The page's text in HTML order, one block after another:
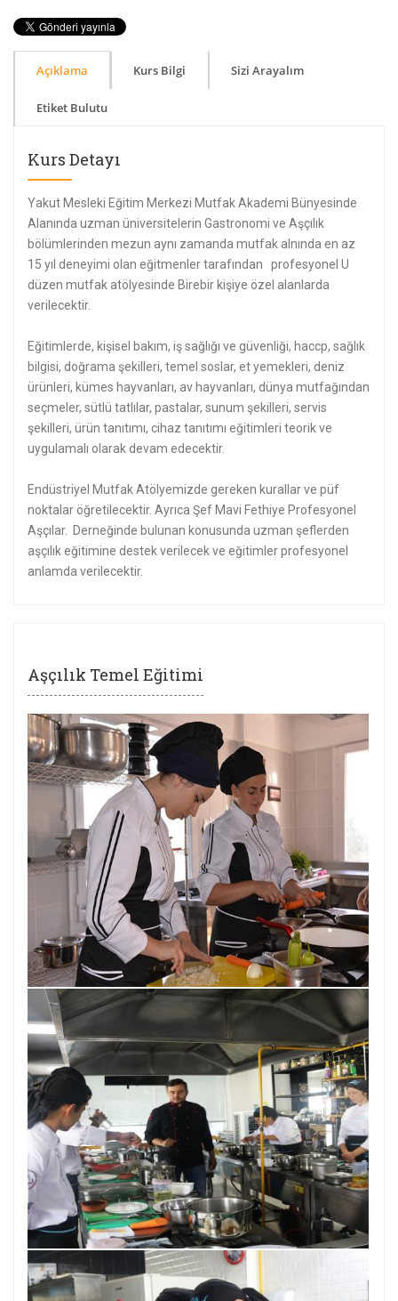
Açıklama Kurs Bilgi Sizi Arayalım
Etiket Bulutu
Kurs Detayı
Yakut Mesleki Eğitim Merkezi Mutfak Akademi Bünyesinde
Alanında uzman üniversitelerin Gastronomi ve Aşçılık
bölümlerinden mezun aynı zamanda mutfak alnında en az
15 yıl deneyimi olan eğitmenler tarafından profesyonel U
düzen mutfak atölyesinde Birebir kişiye özel alanlarda
verilecektir.
Eğitimlerde, kişisel bakım, iş sağlığı ve güvenliği, haccp, sağlık
bilgisi, doğrama şekilleri, temel soslar, et yemekleri, deniz
ürünleri, kümes hayvanları, av hayvanları, dünya mutfağından
seçmeler, sütlü tatlılar, pastalar, sunum şekilleri, servis
şekilleri, ürün tanıtımı, cihaz tanıtımı eğitimleri teorik ve
uygulamalı olarak devam edecektir.
Endüstriyel Mutfak Atölyemizde gereken kurallar ve püf
noktalar öğretilecektir. Ayrıca Şef Mavi Fethiye Profesyonel
Aşçılar. Derneğinde bulunan konusunda uzman şeflerden
aşçılık eğitimine destek verilecek ve eğitimler profesyonel
anlamda verilecektir.
Aşçılık Temel Eğitimi